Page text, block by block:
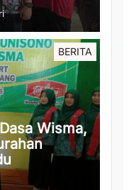
BERITA
Wisma,